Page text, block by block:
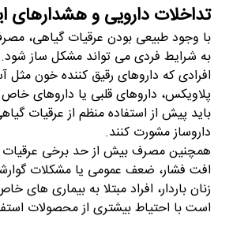
تداخلات دارویی و هشدارهای
با وجود طبیعی بودن عرقیات گیاهی،
به شرایط فردی می تواند مشکل ساز شود.
افرادی که داروهای رقیق کننده خون مثل
پلاویکس، داروهای قلبی یا داروهای
باید پیش از استفاده منظم از عرقیات
داروساز مشورت کنند.
همچنین مصرف بیش از حد برخی
افت فشار، ضعف عمومی یا مشکلات
زنان باردار، افراد مبتلا به بیماری های
است با احتیاط بیشتری از محصولات